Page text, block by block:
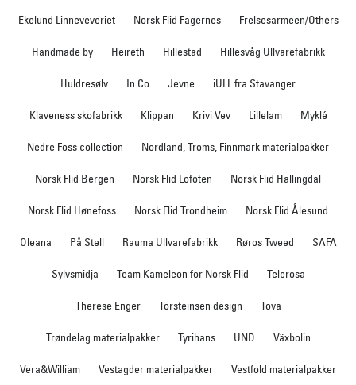
Ekelund Linneveveriet Norsk Flid Fagernes Frelsesarmeen/Others
Handmade by Heireth Hillestad Hillesvåg Ullvarefabrikk
Huldresølv In Co Jevne iULL fra Stavanger
Klaveness skofabrikk Klippan Krivi Vev Lillelam Myklé
Nedre Foss collection Nordland, Troms, Finnmark materialpakker
Norsk Flid Bergen Norsk Flid Lofoten Norsk Flid Hallingdal
Norsk Flid Hønefoss Norsk Flid Trondheim Norsk Flid Ålesund
Oleana På Stell Rauma Ullvarefabrikk Røros Tweed SAFA
Sylvsmidja Team Kameleon for Norsk Flid Telerosa
Therese Enger Torsteinsen design Tova
Trøndelag materialpakker Tyrihans UND Växbolin
Vera&William Vestagder materialpakker Vestfold materialpakker